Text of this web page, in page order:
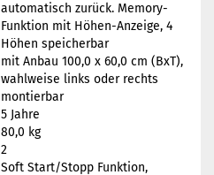
automatisch zurück. Memory-
Funktion mit Höhen-Anzeige, 4
Höhen speicherbar
mit Anbau 100,0 x 60,0 cm (BxT),
wahlweise links oder rechts
montierbar
5 Jahre
80,0 kg
2
Soft Start/Stopp Funktion,